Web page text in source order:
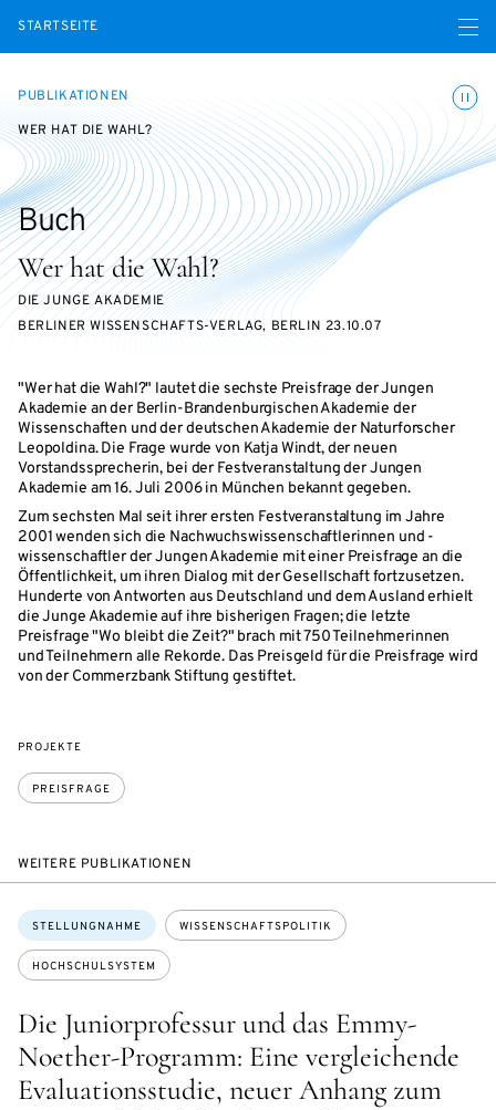
STARTSEITE Menü
PUBLIKATIONEN
WER HAT DIE WAHL?
Wer hat die Wahl?
Buch
DIE JUNGE AKADEMIE
BERLINER WISSENSCHAFTS-VERLAG, BERLIN 23.10.07
"Wer hat die Wahl?" lautet die sechste Preisfrage der Jungen
Akademie an der Berlin-Brandenburgischen Akademie der
Wissenschaften und der deutschen Akademie der Naturforscher
Leopoldina. Die Frage wurde von Katja Windt, der neuen
Vorstandssprecherin, bei der Festveranstaltung der Jungen
Akademie am 16. Juli 2006 in München bekannt gegeben.
Zum sechsten Mal seit ihrer ersten Festveranstaltung im Jahre
2001 wenden sich die Nachwuchswissenschaftlerinnen und -
wissenschaftler der Jungen Akademie mit einer Preisfrage an die
Öffentlichkeit, um ihren Dialog mit der Gesellschaft fortzusetzen.
Hunderte von Antworten aus Deutschland und dem Ausland erhielt
die Junge Akademie auf ihre bisherigen Fragen; die letzte
Preisfrage "Wo bleibt die Zeit?" brach mit 750 Teilnehmerinnen
und Teilnehmern alle Rekorde. Das Preisgeld für die Preisfrage wird
von der Commerzbank Stiftung gestiftet.
PROJEKTE
PREISFRAGE
WEITERE PUBLIKATIONEN
Die Juniorprofessur und das Emmy-
Noether-Programm: Eine vergleichende
Evaluationsstudie, neuer Anhang zum
Themen:
STELLUNGNAHME WISSENSCHAFTSPOLITIK
HOCHSCHULSYSTEM